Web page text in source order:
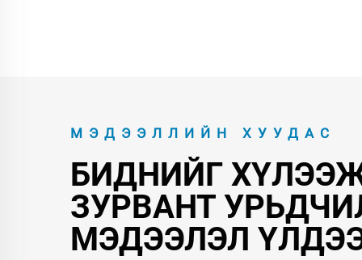
МЭДЭЭЛЛИЙН ХУУДАС
БИДНИЙГ
ЗУРВАНТ
МЭДЭЭЛЭЛ